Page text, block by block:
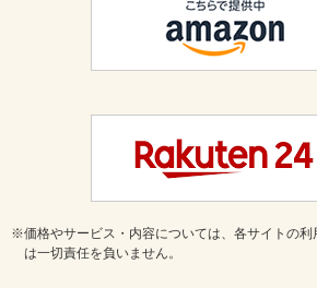
価格やサービス・内容については、各サイトの
は一切責任を負いません。